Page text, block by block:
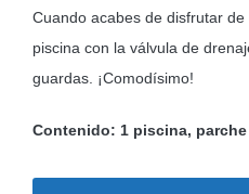
Cuando acabes de disfrutar
piscina con la válvula de
guardas. ¡Comodísimo!
Contenido: 1 piscina,